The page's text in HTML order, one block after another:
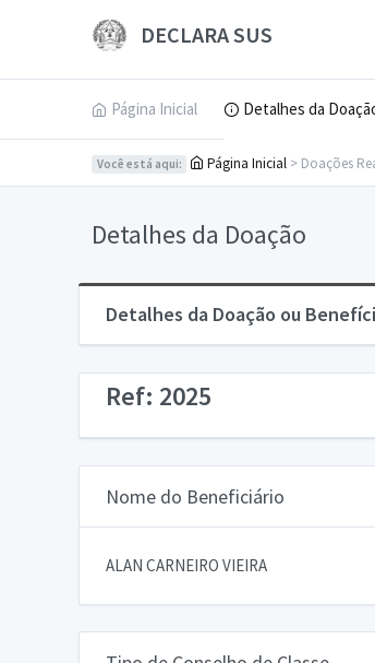
DECLARA SUS
Página Inicial Detalhes da
Você está aqui: Página Inicial > Doações
Detalhes da Doação
Detalhes da Doação ou
Ref: 2025
Nome do Beneficiário
ALAN CARNEIRO VIEIRA